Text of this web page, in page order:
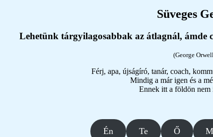
Süveges
Lehetünk tárgyilagosabbak az átlagnál, ámde
(George
Férj, apa, újságíró, tanár, coach,
Mindig a már igen és a
Ennek itt a földön nem
Én Te Ő